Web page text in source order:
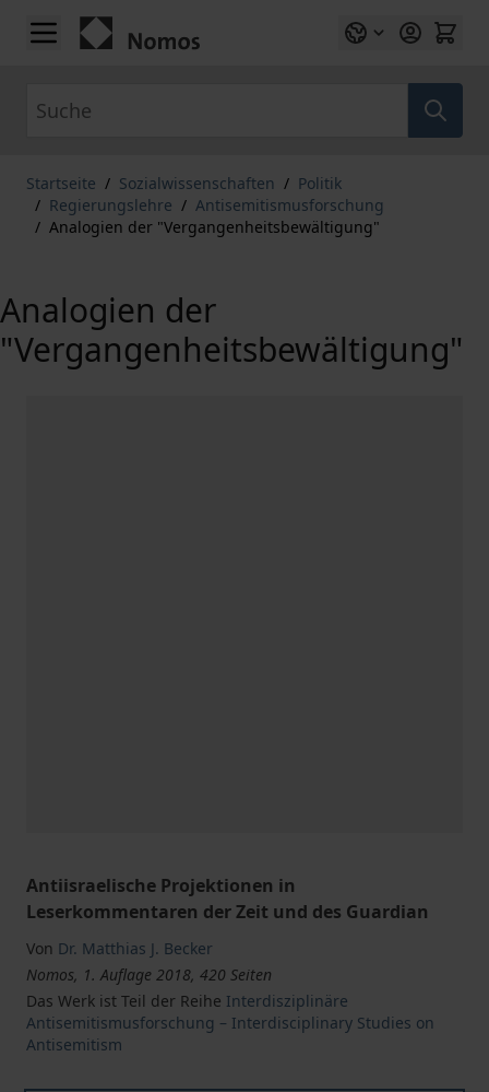
Zum Inhalt springen
Startseite / Sozialwissenschaften / Politik
/ Regierungslehre / Antisemitismusforschung
/ Analogien der "Vergangenheitsbewältigung"
Analogien der
"Vergangenheitsbewältigung"
Antiisraelische Projektionen in
Leserkommentaren der Zeit und des Guardian
Von Dr. Matthias J. Becker
Nomos, 1. Auflage 2018, 420 Seiten
Das Werk ist Teil der Reihe Interdisziplinäre
Antisemitismusforschung – Interdisciplinary Studies on
Antisemitism